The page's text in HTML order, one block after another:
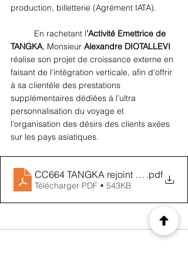
production, billetterie (Agrément IATA).
En rachetant l’Activité Emettrice de
TANGKA, Monsieur Alexandre DIOTALLEVI
réalise son projet de croissance externe en
faisant de l’intégration verticale, afin d’offrir
à sa clientèle des prestations
supplémentaires dédiées à l’ultra
personnalisation du voyage et
l’organisation des désirs des clients axées
sur les pays asiatiques.
CC664 TANGKA rejoint la .pdf
Télécharger PDF • 543KB